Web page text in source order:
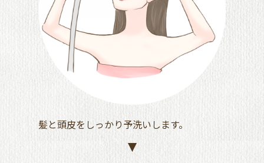
髪と頭皮をしっかり予洗いします。